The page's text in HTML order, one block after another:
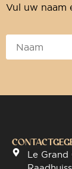
Vul uw naam
Le Grand